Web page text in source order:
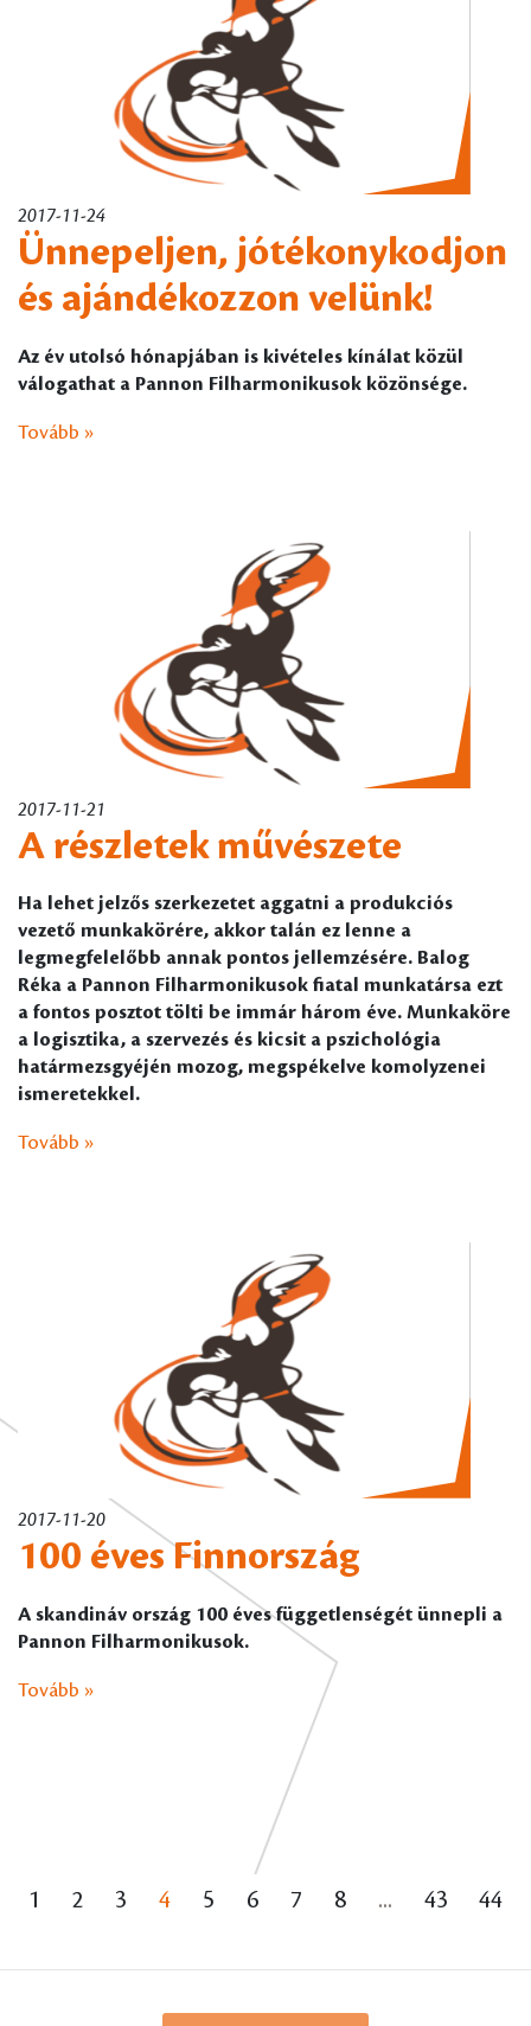
2017-11-24
Ünnepeljen, jótékonykodjon
és ajándékozzon velünk!
Az év utolsó hónapjában is kivételes kínálat közül
válogathat a Pannon Filharmonikusok közönsége.
Tovább »
2017-11-21
A részletek művészete
Ha lehet jelzős szerkezetet aggatni a produkciós
vezető munkakörére, akkor talán ez lenne a
legmegfelelőbb annak pontos jellemzésére. Balog
Réka a Pannon Filharmonikusok fiatal munkatársa ezt
a fontos posztot tölti be immár három éve. Munkaköre
a logisztika, a szervezés és kicsit a pszichológia
határmezsgyéjén mozog, megspékelve komolyzenei
ismeretekkel.
Tovább »
2017-11-20
100 éves Finnország
A skandináv ország 100 éves függetlenségét ünnepli a
Pannon Filharmonikusok.
Tovább »
1 2 3 4 5 6 7 8 ... 43 44